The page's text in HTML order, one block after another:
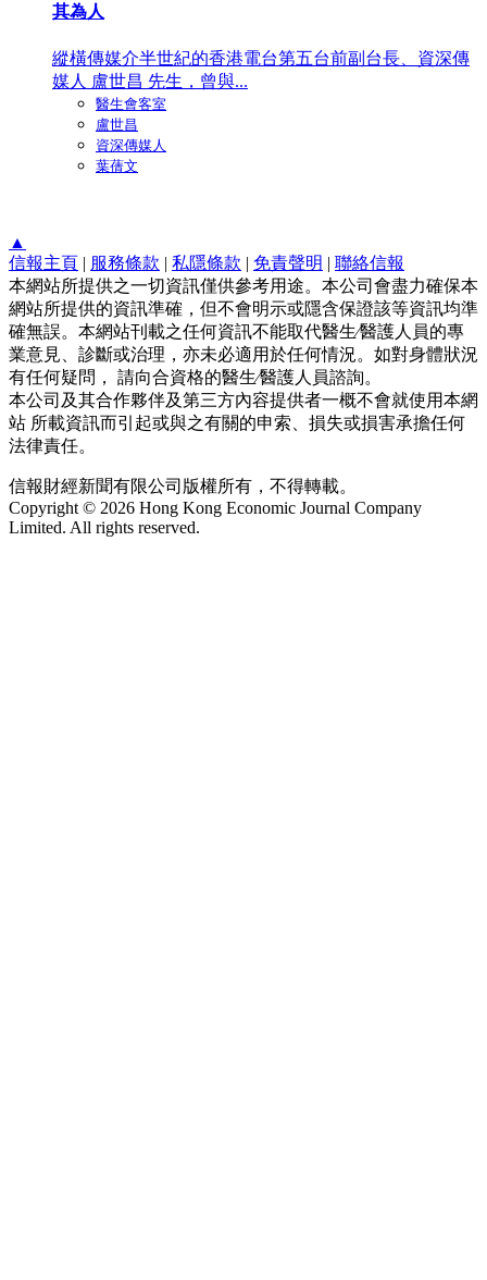
其為人
縱橫傳媒介半世紀的香港電台第五台前副台長、資深傳
媒人 盧世昌 先生，曾與...
醫生會客室
盧世昌
資深傳媒人
葉蒨文
▲
信報主頁 | 服務條款 | 私隱條款 | 免責聲明 | 聯絡信報
本網站所提供之一切資訊僅供參考用途。本公司會盡力確保本
網站所提供的資訊準確，但不會明示或隱含保證該等資訊均準
確無誤。本網站刊載之任何資訊不能取代醫生∕醫護人員的專
業意見、診斷或治理，亦未必適用於任何情況。如對身體狀況
有任何疑問， 請向合資格的醫生∕醫護人員諮詢。
本公司及其合作夥伴及第三方內容提供者一概不會就使用本網
站 所載資訊而引起或與之有關的申索、損失或損害承擔任何
法律責任。
信報財經新聞有限公司版權所有，不得轉載。
Copyright © 2026 Hong Kong Economic Journal Company
Limited. All rights reserved.